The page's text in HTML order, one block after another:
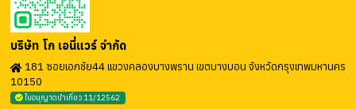
บริษัท โก เอนี่แวร์ จำกัด
181 ซอยเอกชัย44 แขวงคลองบางพราน เขตบางบอน จังหวัดกรุงเทพมหานคร
10150
ใบอนุญาตนำเที่ยว 11/12562